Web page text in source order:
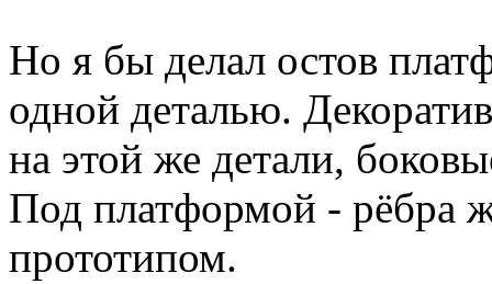
Но я бы делал остов
одной деталью.
на этой же детали,
Под платформой - рёбра
прототипом.